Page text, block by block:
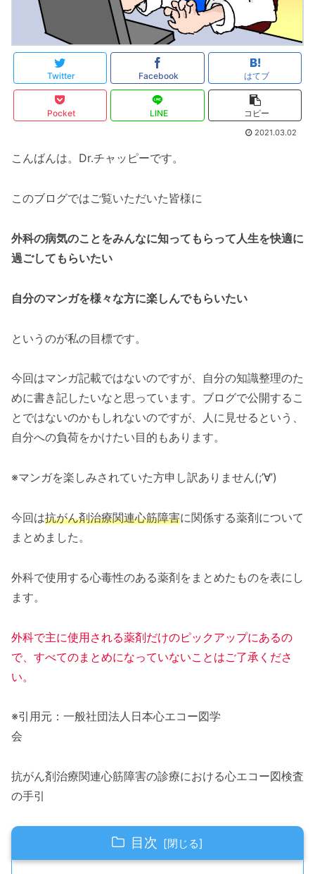
Twitter Facebook はてブ
Pocket LINE コピー
2021.03.02
こんばんは。Dr.チャッピーです。
このブログではご覧いただいた皆様に
外科の病気のことをみんなに知ってもらって人生を快適に
過ごしてもらいたい
自分のマンガを様々な方に楽しんでもらいたい
というのが私の目標です。
今回はマンガ記載ではないのですが、自分の知識整理のた
めに書き記したいなと思っています。ブログで公開するこ
とではないのかもしれないのですが、人に見せるという、
自分への負荷をかけたい目的もあります。
※マンガを楽しみされていた方申し訳ありません(;’∀’)
今回は抗がん剤治療関連心筋障害に関係する薬剤について
まとめました。
外科で使用する心毒性のある薬剤をまとめたものを表にし
ます。
外科で主に使用される薬剤だけのピックアップにあるの
で、すべてのまとめになっていないことはご了承くださ
い。
※引用元：一般社団法人日本心エコー図学
会
抗がん剤治療関連心筋障害の診療における心エコー図検査
の手引
目次